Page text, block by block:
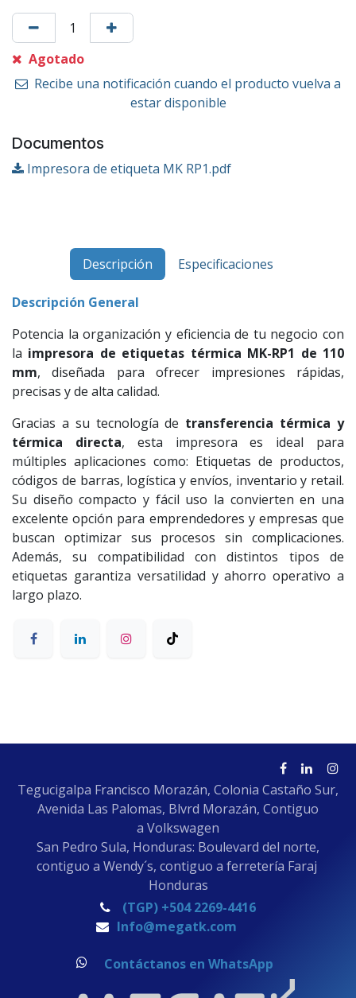
Agotado
Recibe una notificación cuando el producto vuelva a
estar disponible
Documentos
Impresora de etiqueta MK RP1.pdf
Descripción Especificaciones
Descripción General
Potencia la organización y eficiencia de tu negocio con
la impresora de etiquetas térmica MK-RP1 de 110
mm, diseñada para ofrecer impresiones rápidas,
precisas y de alta calidad.
Gracias a su tecnología de transferencia térmica y
térmica directa, esta impresora es ideal para
múltiples aplicaciones como: Etiquetas de productos,
códigos de barras, logística y envíos, inventario y retail.
Su diseño compacto y fácil uso la convierten en una
excelente opción para emprendedores y empresas que
buscan optimizar sus procesos sin complicaciones.
Además, su compatibilidad con distintos tipos de
etiquetas garantiza versatilidad y ahorro operativo a
largo plazo.
Tegucigalpa Francisco Morazán, Colonia Castaño Sur,
Avenida Las Palomas, Blvrd Morazán, Contiguo
a Volkswagen
San Pedro Sula, Honduras: Boulevard del norte,
contiguo a Wendy´s, contiguo a ferretería Faraj
Honduras
(TGP) +504 2269-4416
Info@megatk.com
Contáctanos en WhatsApp